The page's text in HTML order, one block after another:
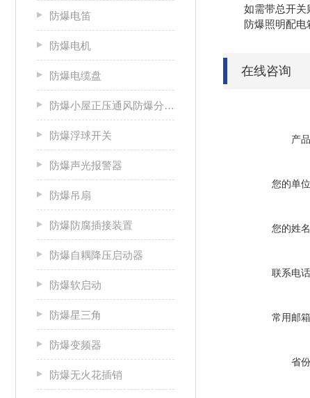
防爆电笛
防爆电机
防爆电缆盘
防爆小屋正压通风防爆分析小屋
防爆浮球开关
防爆声光报警器
防爆吊扇
防爆防腐插接装置
防爆自耦降压启动器
防爆软启动
防爆星三角
防爆变频器
防爆无火花插销
如需带总开关则
防爆照明配电箱
在线咨询
产品
您的单位
您的姓名
联系电话
常用邮箱
省份